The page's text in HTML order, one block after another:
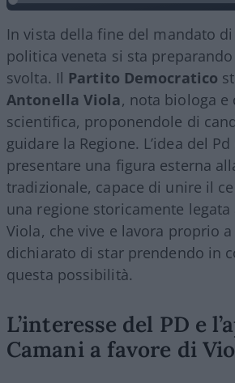
In vista della fine del mandato di
politica veneta si sta
svolta. Il Partito Democratico
Antonella Viola, nota biologa e
scientifica, proponendole di
guidare la Regione. L’idea del
presentare una figura esterna
tradizionale, capace di unire il
una regione storicamente
Viola, che vive e lavora proprio a
dichiarato di star prendendo in
questa possibilità.
L’interesse del PD e
Camani a favore di